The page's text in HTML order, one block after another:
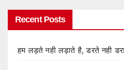
Recent Posts
हम लड़ते नही लड़ाते है, डरते नही